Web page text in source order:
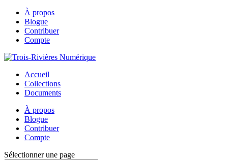
À propos
Blogue
Contribuer
Compte
Accueil
Collections
Documents
À propos
Blogue
Contribuer
Compte
Sélectionner une page